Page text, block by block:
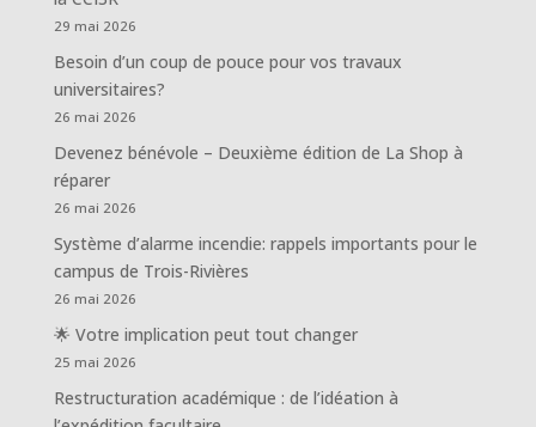
29 mai 2026
Besoin d’un coup de pouce pour vos travaux
universitaires?
26 mai 2026
Devenez bénévole – Deuxième édition de La Shop à
réparer
26 mai 2026
Système d’alarme incendie: rappels importants pour le
campus de Trois-Rivières
26 mai 2026
🌟 Votre implication peut tout changer
25 mai 2026
Restructuration académique : de l’idéation à